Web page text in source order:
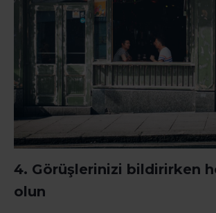
4. Görüşlerinizi bildirirken
olun